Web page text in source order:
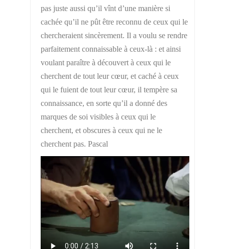
pas juste aussi qu’il vînt d’une manière si
cachée qu’il ne pût être reconnu de ceux qui le
chercheraient sincèrement. Il a voulu se rendre
parfaitement connaissable à ceux-là : et ainsi
voulant paraître à découvert à ceux qui le
cherchent de tout leur cœur, et caché à ceux
qui le fuient de tout leur cœur, il tempère sa
connaissance, en sorte qu’il a donné des
marques de soi visibles à ceux qui le
cherchent, et obscures à ceux qui ne le
cherchent pas. Pascal